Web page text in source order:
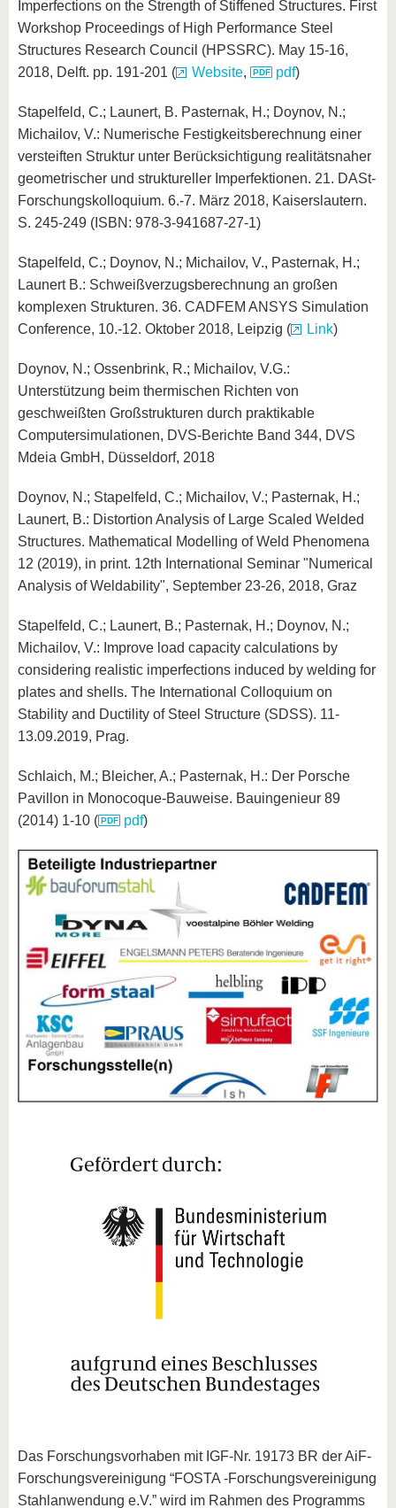
Imperfections on the Strength of Stiffened Structures. First
Workshop Proceedings of High Performance Steel
Structures Research Council (HPSSRC). May 15-16,
2018, Delft. pp. 191-201 (
Website, pdf)
Stapelfeld, C.; Launert, B. Pasternak, H.; Doynov, N.;
Michailov, V.: Numerische Festigkeitsberechnung einer
versteiften Struktur unter Berücksichtigung realitätsnaher
geometrischer und struktureller Imperfektionen. 21. DASt-
Forschungskolloquium. 6.-7. März 2018, Kaiserslautern.
S. 245-249 (ISBN: 978-3-941687-27-1)
Stapelfeld, C.; Doynov, N.; Michailov, V., Pasternak, H.;
Launert B.: Schweißverzugsberechnung an großen
komplexen Strukturen. 36. CADFEM ANSYS Simulation
Conference, 10.-12. Oktober 2018, Leipzig (
Link)
Doynov, N.; Ossenbrink, R.; Michailov, V.G.:
Unterstützung beim thermischen Richten von
geschweißten Großstrukturen durch praktikable
Computersimulationen, DVS-Berichte Band 344, DVS
Mdeia GmbH, Düsseldorf, 2018
Doynov, N.; Stapelfeld, C.; Michailov, V.; Pasternak, H.;
Launert, B.: Distortion Analysis of Large Scaled Welded
Structures. Mathematical Modelling of Weld Phenomena
12 (2019), in print. 12th International Seminar "Numerical
Analysis of Weldability", September 23-26, 2018, Graz
Stapelfeld, C.; Launert, B.; Pasternak, H.; Doynov, N.;
Michailov, V.: Improve load capacity calculations by
considering realistic imperfections induced by welding for
plates and shells. The International Colloquium on
Stability and Ductility of Steel Structure (SDSS). 11-
13.09.2019, Prag.
Schlaich, M.; Bleicher, A.; Pasternak, H.: Der Porsche
Pavillon in Monocoque-Bauweise. Bauingenieur 89
(2014) 1-10 (
pdf)
Das Forschungsvorhaben mit IGF-Nr. 19173 BR der AiF-
Forschungsvereinigung “FOSTA -Forschungsvereinigung
Stahlanwendung e.V.” wird im Rahmen des Programms